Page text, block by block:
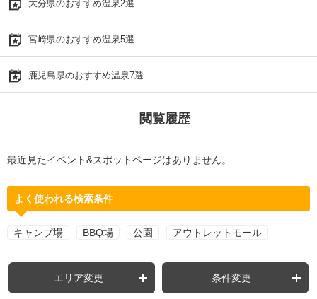
大分県のおすすめ温泉2選
宮崎県のおすすめ温泉5選
鹿児島県のおすすめ温泉7選
閲覧履歴
最近見たイベント&スポットページはありません。
よく使われる検索条件
キャンプ場 BBQ場 公園 アウトレットモール
エリア変更 条件変更